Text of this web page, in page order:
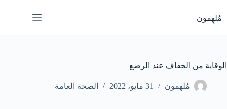
إلى
المحتوى
مُلهِمون
الوقاية من الجفاف عند الرضع
مُلهمون 31 مايو، 2022 الصحة العامة